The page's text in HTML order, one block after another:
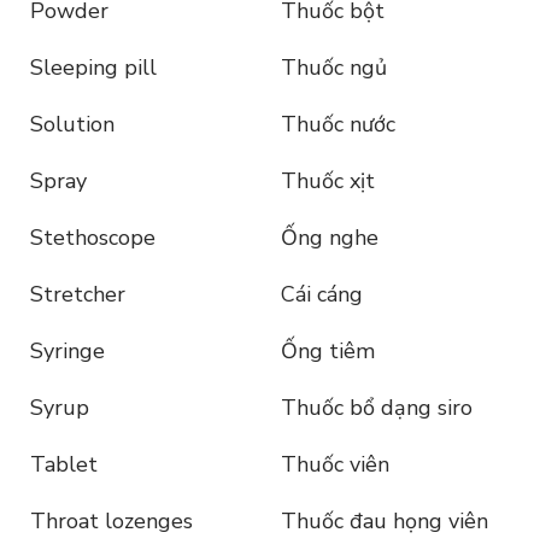
Powder
Thuốc bột
Sleeping pill
Thuốc ngủ
Solution
Thuốc nước
Spray
Thuốc xịt
Stethoscope
Ống nghe
Stretcher
Cái cáng
Syringe
Ống tiêm
Syrup
Thuốc bổ dạng siro
Tablet
Thuốc viên
Throat lozenges
Thuốc đau họng viên